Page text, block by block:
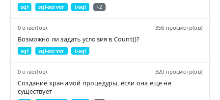
sql sql-server t-sql +2
0 ответ(ов) 356 просмотр(ов)
Возможно ли задать условия в Count()?
sql sql-server t-sql
0 ответ(ов) 320 просмотр(ов)
Создание хранимой процедуры, если она еще не
существует